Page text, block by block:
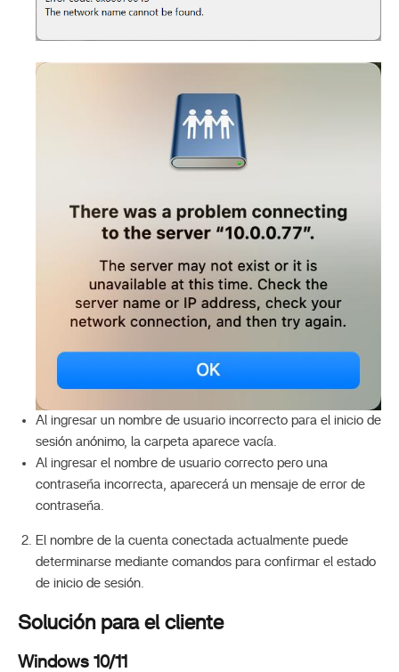
Al ingresar un nombre de usuario incorrecto para el inicio de
sesión anónimo, la carpeta aparece vacía.
Al ingresar el nombre de usuario correcto pero una
contraseña incorrecta, aparecerá un mensaje de error de
contraseña.
El nombre de la cuenta conectada actualmente puede
determinarse mediante comandos para confirmar el estado
de inicio de sesión.
Solución para el cliente
Windows 10/11